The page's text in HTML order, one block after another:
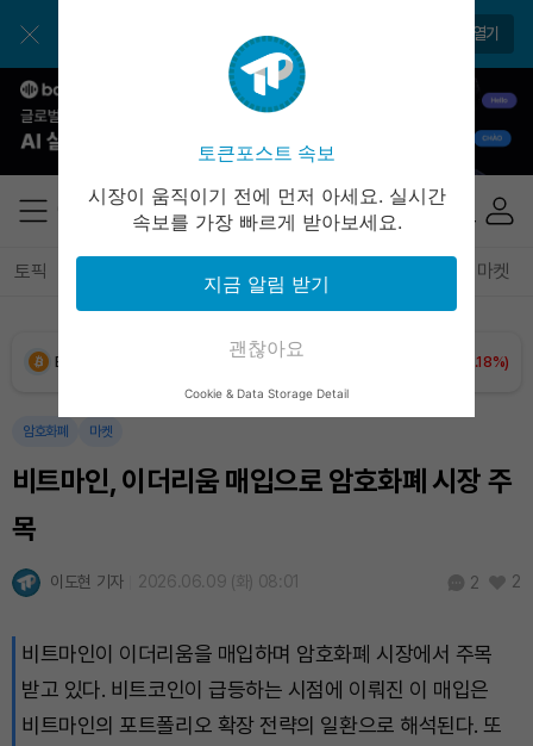
앱으로 매일 간편하게 이용하세요 앱 열기
토픽 마켓
Bitcoin (BTC) (+0.18%)
Ethereum (ETH) ₩2,700,606(+1.41%)
Tether USDt (USDT) ₩ 1,421 (-0.02%)
XRP (XRP) ₩1,491 (-2.31%)
Solana (SOL) ₩104,543(-0.85%)
암호화폐 마켓
비트마인, 이더리움 매입으로 암호화폐 시장 주
목
이도현 기자 2026.06.09 (화) 08:01 2 2
비트마인이 이더리움을 매입하며 암호화폐 시장에서 주목
받고 있다. 비트코인이 급등하는 시점에 이뤄진 이 매입은
비트마인의 포트폴리오 확장 전략의 일환으로 해석된다. 또
토큰포스트 속보
시장이 움직이기 전에 먼저 아세요. 실시간
속보를 가장 빠르게 받아보세요.
지금 알림 받기
괜찮아요
Cookie & Data Storage Detail